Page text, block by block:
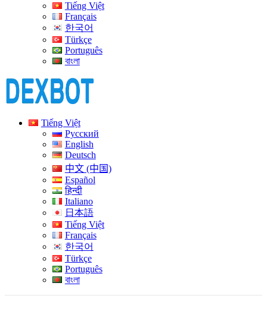
Tiếng Việt
Français
한국어
Türkçe
Português
বাংলা
Tiếng Việt
Русский
English
Deutsch
中文 (中国)
Español
हिन्दी
Italiano
日本語
Tiếng Việt
Français
한국어
Türkçe
Português
বাংলা